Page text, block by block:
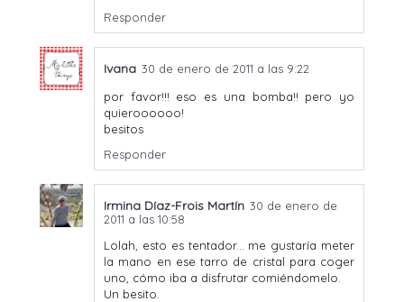
Responder
Ivana 30 de enero de 2011 a las 9:22
por favor!!! eso es una bomba!! pero yo
quieroooooo!
besitos
Responder
Irmina Díaz-Frois Martín 30 de enero de
2011 a las 10:58
Lolah, esto es tentador... me gustaría meter
la mano en ese tarro de cristal para coger
uno, cómo iba a disfrutar comiéndomelo.
Un besito.